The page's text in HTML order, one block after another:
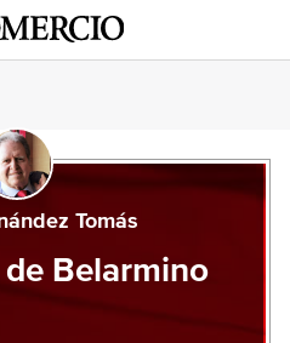
Tomás
de Belarmino